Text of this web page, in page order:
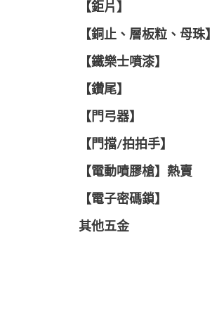
【鉅片】
【銅止、層板粒、母珠】
【鐵樂士噴漆】
【鑽尾】
【門弓器】
【門擋/拍拍手】
【電動噴膠槍】熱賣
【電子密碼鎖】
其他五金